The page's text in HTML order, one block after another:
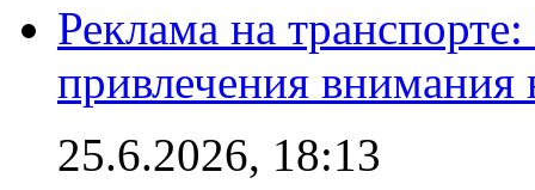
Реклама на
привлечения внимания
25.6.2026, 18:13